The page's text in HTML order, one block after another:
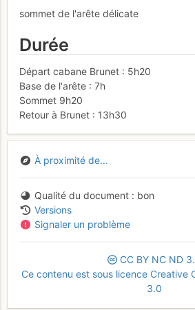
sommet de l'arête délicate
Durée
Départ cabane Brunet : 5h20
Base de l'arête : 7h
Sommet 9h20
Retour à Brunet : 13h30
À proximité de...
Qualité du document
bon
Versions
Signaler un problème
CC BY NC ND
Ce contenu est sous licence Creative
3.0